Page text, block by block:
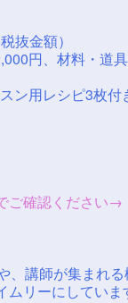
抜金額）
円、材料・道
ン用レシピ3枚付
でご確認くださ
、講師が集まれ
リーにしてい